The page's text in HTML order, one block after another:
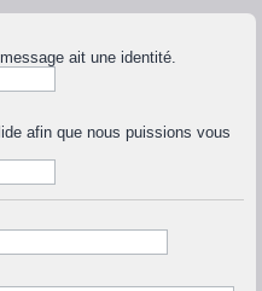
ait une identité.
afin que nous puissions vous